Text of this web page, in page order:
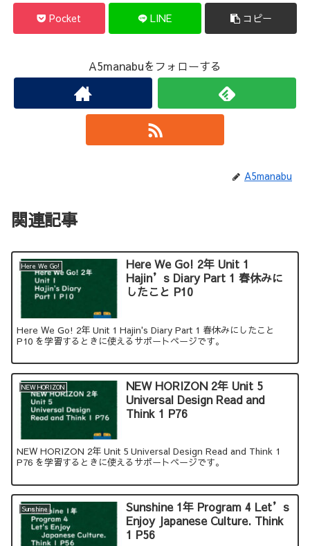
Pocket LINE コピー
A5manabuをフォローする
A5manabu
関連記事
Here We Go!
Here We Go! 2年 Unit 1
Hajin’s Diary Part 1 春休みに
したこと P10
Here We Go! 2年 Unit 1 Hajin's Diary Part 1 春休みにしたこと
P10 を学習するときに使えるサポートページです。
NEW HORIZON
NEW HORIZON 2年 Unit 5
Universal Design Read and
Think 1 P76
NEW HORIZON 2年 Unit 5 Universal Design Read and Think 1
P76 を学習するときに使えるサポートページです。
Sunshine
Sunshine 1年 Program 4 Let’s
Enjoy Japanese Culture. Think
1 P56